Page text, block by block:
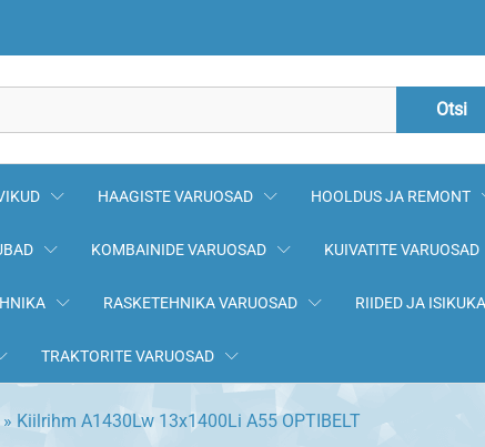
Otsi
HAAGISTE VARUOSAD HOOLDUS JA REMONT
KOMBAINIDE VARUOSAD KUIVATITE VARUOSAD
RASKETEHNIKA VARUOSAD RIIDED JA
TRAKTORITE VARUOSAD
» Kiilrihm A1430Lw 13x1400Li A55 OPTIBELT